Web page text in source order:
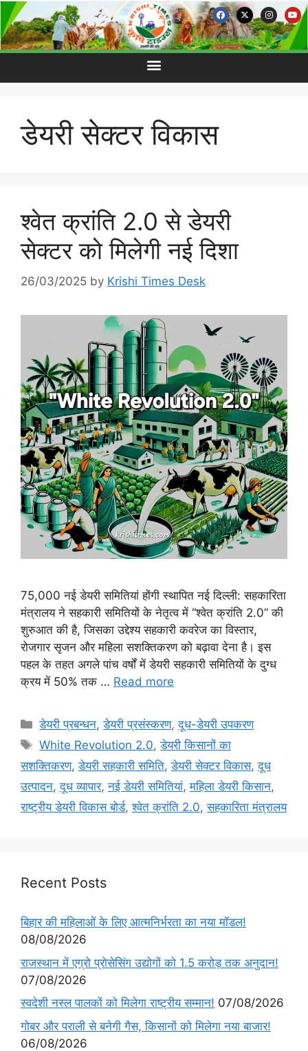
डेयरी सेक्टर विकास
श्वेत क्रांति 2.0 से डेयरी
सेक्टर को मिलेगी नई दिशा
26/03/2025 by Krishi Times Desk
75,000 नई डेयरी समितियां होंगी स्थापित नई दिल्ली: सहकारिता
मंत्रालय ने सहकारी समितियों के नेतृत्व में “श्वेत क्रांति 2.0” की
शुरुआत की है, जिसका उद्देश्य सहकारी कवरेज का विस्तार,
रोजगार सृजन और महिला सशक्तिकरण को बढ़ावा देना है। इस
पहल के तहत अगले पांच वर्षों में डेयरी सहकारी समितियों के दुग्ध
क्रय में 50% तक … Read more
डेयरी प्रबन्धन,डेयरी प्रसंस्करण,दूध-डेयरी उपकरण
White Revolution 2.0,डेयरी किसानों का
सशक्तिकरण,डेयरी सहकारी समिति,डेयरी सेक्टर विकास,दूध
उत्पादन,दूध व्यापार,नई डेयरी समितियां,महिला डेयरी किसान,
राष्ट्रीय डेयरी विकास बोर्ड,श्वेत क्रांति 2.0,सहकारिता मंत्रालय
Recent Posts
बिहार की महिलाओं के लिए आत्मनिर्भरता का नया मॉडल!
08/08/2026
राजस्थान में एग्रो प्रोसेसिंग उद्योगों को 1.5 करोड़ तक अनुदान!
07/08/2026
स्वदेशी नस्ल पालकों को मिलेगा राष्ट्रीय सम्मान! 07/08/2026
गोबर और पराली से बनेगी गैस, किसानों को मिलेगा नया बाजार!
06/08/2026